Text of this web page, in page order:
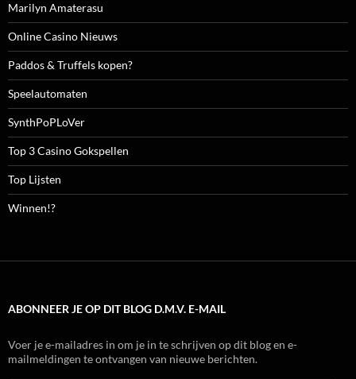
Marilyn Amaterasu
Online Casino Nieuws
Paddos & Truffels kopen?
Speelautomaten
SynthPoPLoVer
Top 3 Casino Gokspellen
Top Lijsten
Winnen!?
ABONNEER JE OP DIT BLOG D.M.V. E-MAIL
Voer je e-mailadres in om je in te schrijven op dit blog en e-
mailmeldingen te ontvangen van nieuwe berichten.